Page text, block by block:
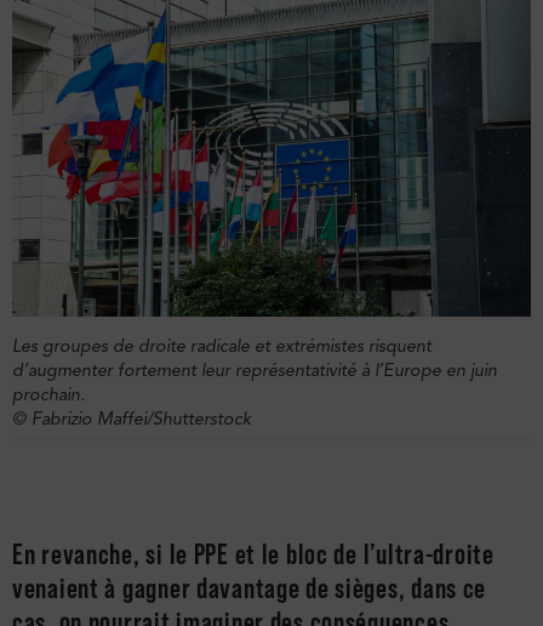
Les groupes de droite radicale et extrémistes risquent
d’augmenter fortement leur représentativité à l’Europe en juin
prochain.
© Fabrizio Maffei/Shutterstock
En revanche, si le PPE et le bloc de l’ultra-droite
venaient à gagner davantage de sièges, dans ce